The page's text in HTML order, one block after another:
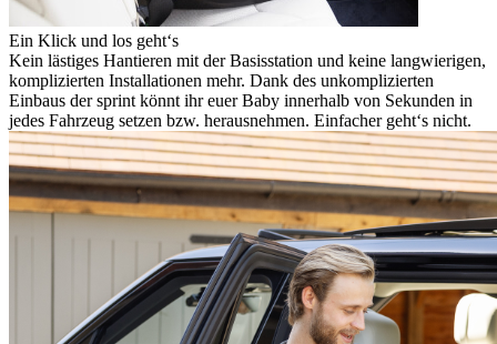
Ein Klick und los geht‘s
Kein lästiges Hantieren mit der Basisstation und keine langwierigen,
komplizierten Installationen mehr. Dank des unkomplizierten
Einbaus der sprint könnt ihr euer Baby innerhalb von Sekunden in
jedes Fahrzeug setzen bzw. herausnehmen. Einfacher geht‘s nicht.